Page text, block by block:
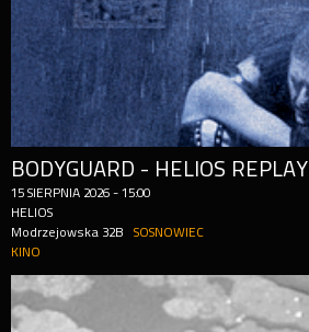
BODYGUARD - HELIOS REPLAY
15 SIERPNIA 2026 -15:00
HELIOS
Modrzejowska 32B
SOSNOWIEC
KINO